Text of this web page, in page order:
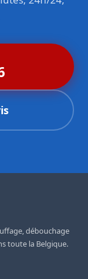
débouchage
toute la Belgique.